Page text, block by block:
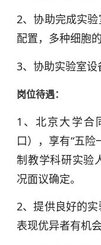
2、协助完成实
配置，多种细胞的
3、协助实验室设
岗位待遇：
1、北京大学合
口），享有“五
制教学科研实验
况面议确定。
2、提供良好的实
表现优异者有机